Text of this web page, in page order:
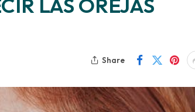
LAS OREJAS
Share